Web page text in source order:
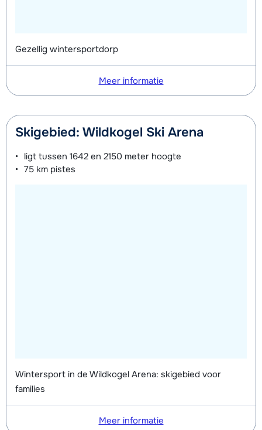
Gezellig wintersportdorp
Meer informatie
Skigebied: Wildkogel Ski Arena
ligt tussen 1642 en 2150 meter hoogte
75 km pistes
Wintersport in de Wildkogel Arena: skigebied voor
families
Meer informatie